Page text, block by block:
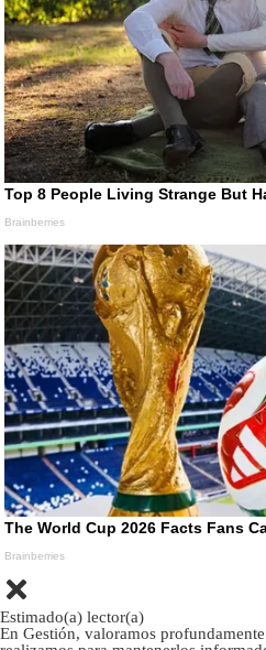
Estimado(a) lector(a)
En Gestión, valoramos